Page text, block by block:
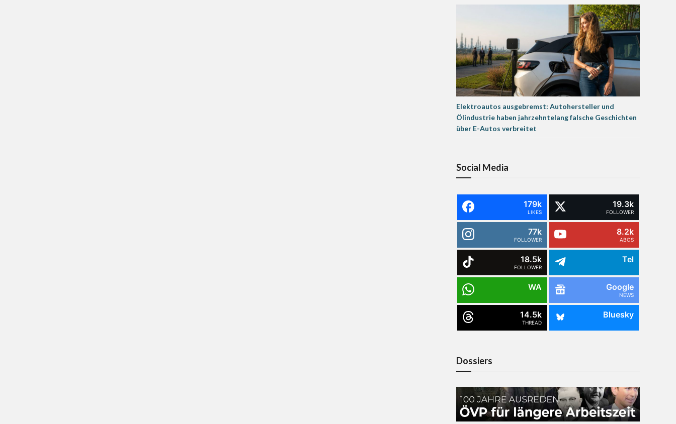
Elektroautos ausgebremst: Autohersteller und
Ölindustrie haben jahrzehntelang falsche Geschichten
über E-Autos verbreitet
Social Media
179k
LIKES
19.3k
FOLLOWER
77k
FOLLOWER
8.2k
ABOS
18.5k
FOLLOWER
Tel
WA Google
NEWS
14.5k
THREAD
Bluesky
Dossiers